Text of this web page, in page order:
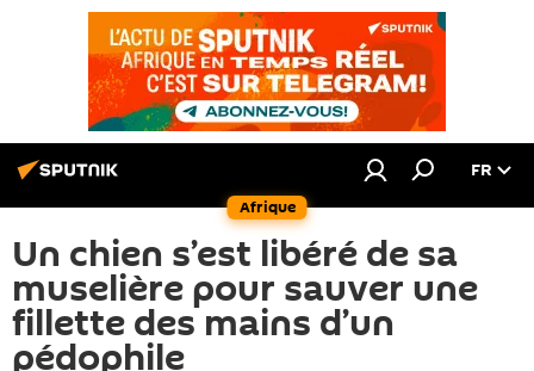
Afrique
FR
Un chien s’est libéré de sa
muselière pour sauver une
fillette des mains d’un
pédophile